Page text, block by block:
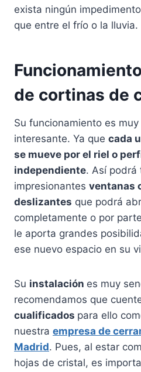
exista ningún
que entre el frío o la lluvia.
de cortinas de
Su funcionamiento es
interesante. Ya que cada
se mueve por el riel o
independiente. Así podrá
impresionantes ventanas
deslizantes que podrá
completamente o por
le aporta grandes
ese nuevo espacio en su
Su instalación es muy
recomendamos que
cualificados para ello
nuestra empresa de
Madrid. Pues, al estar
hojas de cristal, es